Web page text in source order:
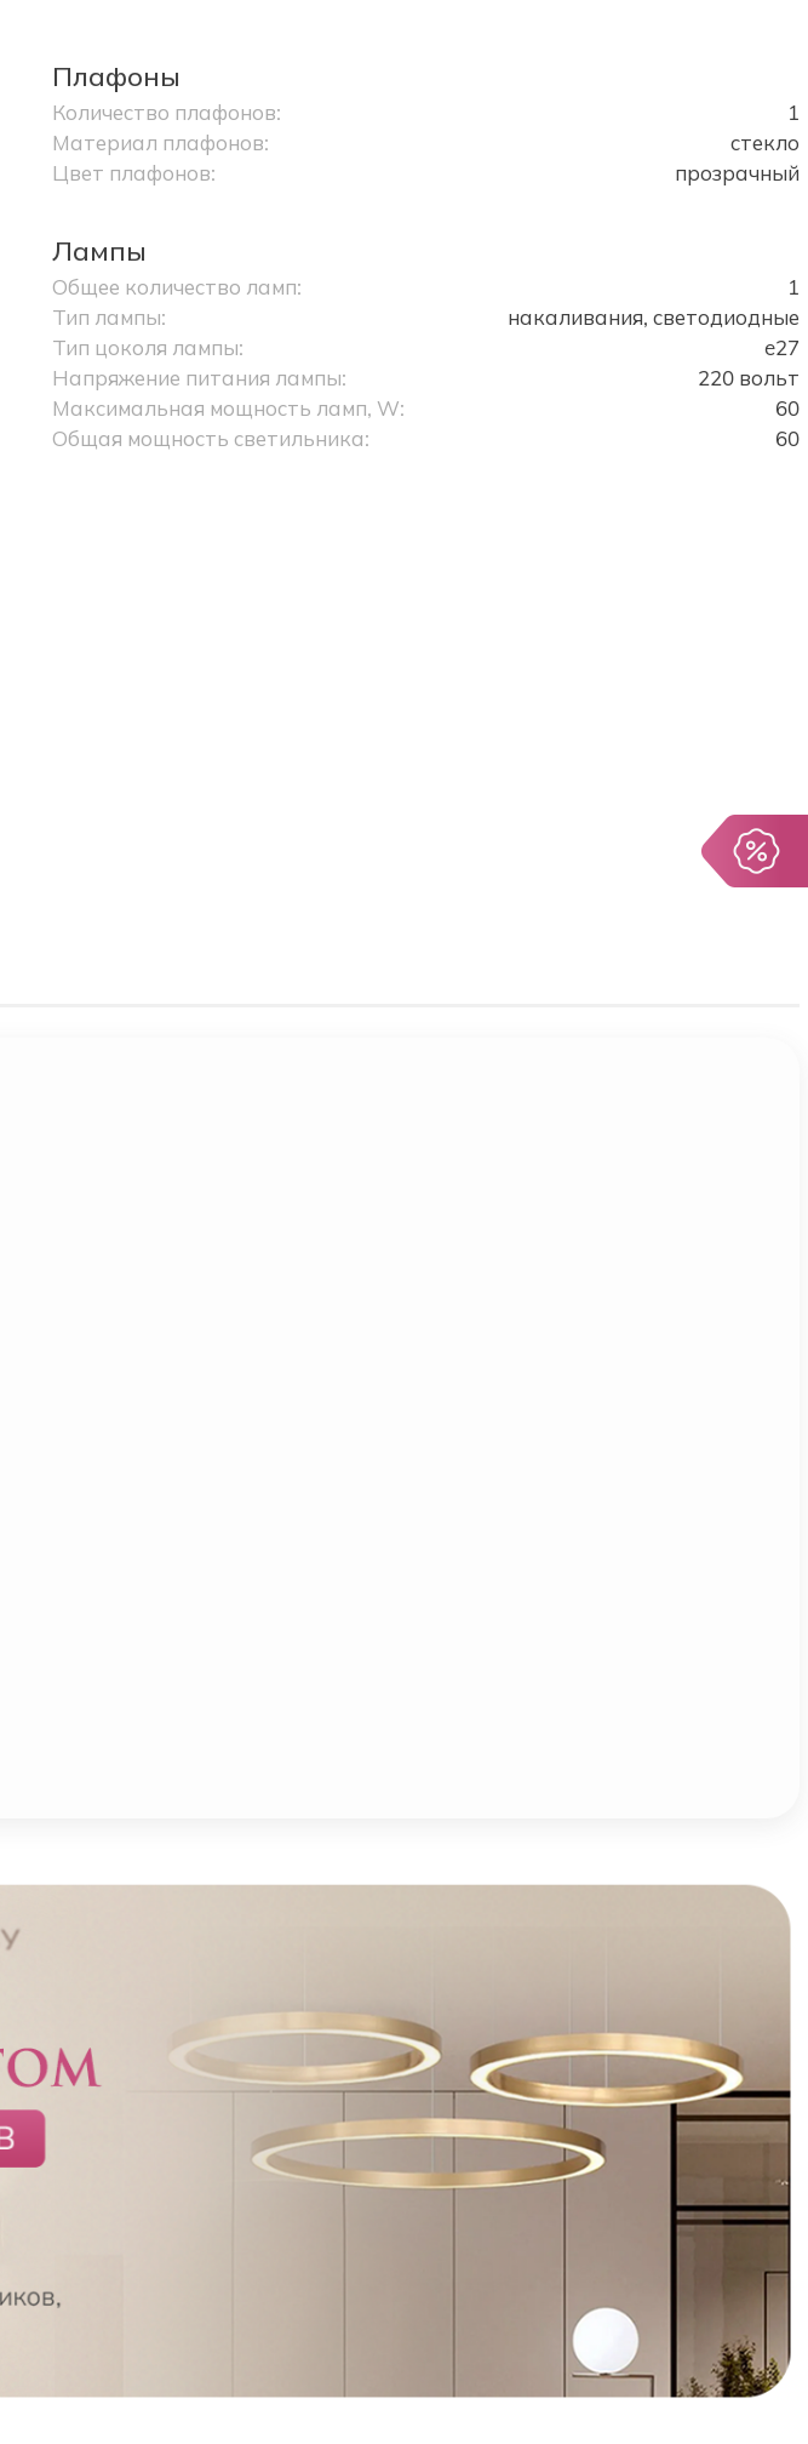
Плафоны
Количество плафонов:
1
Материал плафонов:
стекло
Цвет плафонов:
прозрачный
Лампы
Общее количество ламп:
1
Тип лампы:
накаливания, светодиодные
Тип цоколя лампы:
e27
Напряжение питания лампы:
220 вольт
Максимальная мощность ламп, W:
60
Общая мощность светильника:
60